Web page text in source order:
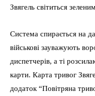
Звягель світиться
Система спирається на
військові зауважують
диспетчерів, а ті
карти. Карта тривог
додаток “Повітряна